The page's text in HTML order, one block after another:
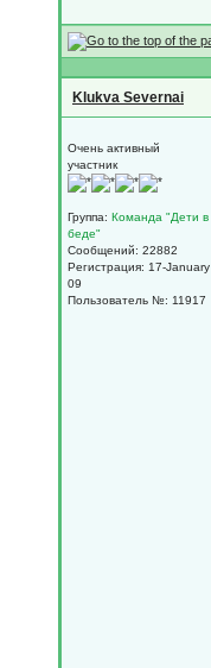
Klukva Severnai
Очень активный
участник
Группа: Команда "Дети в
беде"
Сообщений: 22882
Регистрация: 17-January
09
Пользователь №: 11917